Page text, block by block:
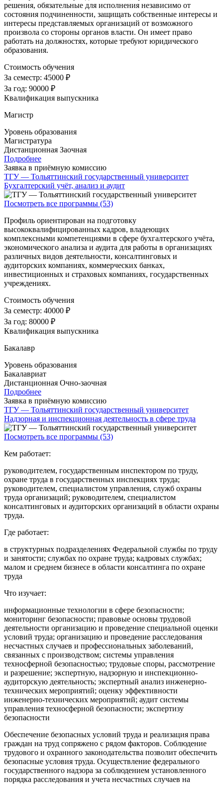
решения, обязательные для исполнения независимо от
состояния подчиненности, защищать собственные интересы и
интересы представляемых организаций от возможного
произвола со стороны органов власти. Он имеет право
работать на должностях, которые требуют юридического
образования.
Стоимость обучения
За семестр: 45000 ₽
За год: 90000 ₽
Квалификация выпускника
Магистр
Уровень образования
Магистратура
Дистанционная Заочная
Подробнее
Заявка в приёмную комиссию
ТГУ — Тольяттинский государственный университет
Бухгалтерский учёт, анализ и аудит
Посмотреть все программы (53)
Профиль ориентирован на подготовку
высококвалифицированных кадров, владеющих
комплексными компетенциями в сфере бухгалтерского учёта,
экономического анализа и аудита для работы в организациях
различных видов деятельности, консалтинговых и
аудиторских компаниях, коммерческих банках,
инвестиционных и страховых компаниях, государственных
учреждениях.
Стоимость обучения
За семестр: 40000 ₽
За год: 80000 ₽
Квалификация выпускника
Бакалавр
Уровень образования
Бакалавриат
Дистанционная Очно-заочная
Подробнее
Заявка в приёмную комиссию
ТГУ — Тольяттинский государственный университет
Надзорная и инспекционная деятельность в сфере труда
Посмотреть все программы (53)
Кем работает:
руководителем, государственным инспектором по труду,
охране труда в государственных инспекциях труда;
руководителем, специалистом управления, служб охраны
труда организаций; руководителем, специалистом
консалтинговых и аудиторских организаций в области охраны
труда.
Где работает:
в структурных подразделениях Федеральной службы по труду
и занятости; службах по охране труда; кадровых службах;
малом и среднем бизнесе в области консалтинга по охране
труда
Что изучает:
информационные технологии в сфере безопасности;
мониторинг безопасности; правовые основы трудовой
деятельности организацию и проведение специальной оценки
условий труда; организацию и проведение расследования
несчастных случаев и профессиональных заболеваний,
связанных с производством; системы управления
техносферной безопасностью; трудовые споры, рассмотрение
и разрешение; экспертную, надзорную и инспекционно-
аудиторскую деятельность; экспертный анализ инженерно-
технических мероприятий; оценку эффективности
инженерно-технических мероприятий; аудит системы
управления техносферной безопасности; экспертизу
безопасности
Обеспечение безопасных условий труда и реализация права
граждан на труд сопряжено с рядом факторов. Соблюдение
трудового и охранного законодательства позволит обеспечить
безопасные условия труда. Осуществление федерального
государственного надзора за соблюдением установленного
порядка расследования и учета несчастных случаев на